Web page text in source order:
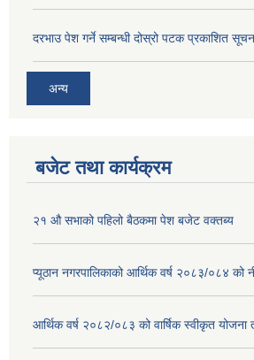
दरभाउ पेश गर्ने सम्बन्धी दोस्रो पटक प्रकाशित
अन्य
बजेट तथा कार्यक्रम
२१ औ सभाको पहिलो बैठकमा पेश बजेट वक्तब्य
प्यूठान नगरपालिकाको आर्थिक वर्ष २०८३/०८४ को
आर्थिक वर्ष २०८२/०८३ को वार्षिक स्वीकृत योजना